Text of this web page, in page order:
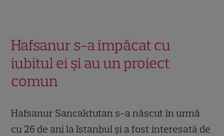
Hafsanur s-a împăcat cu
iubitul ei și au un proiect
comun
Hafsanur Sancaktutan s-a născut în urmă
cu 26 de ani la Istanbul și a fost interesată de